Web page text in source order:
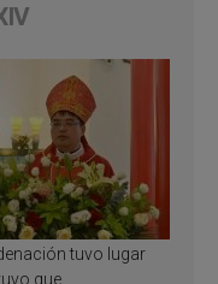
tuvo lugar
que